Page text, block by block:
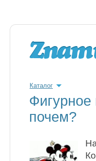
Каталог
Фигурное
почем?